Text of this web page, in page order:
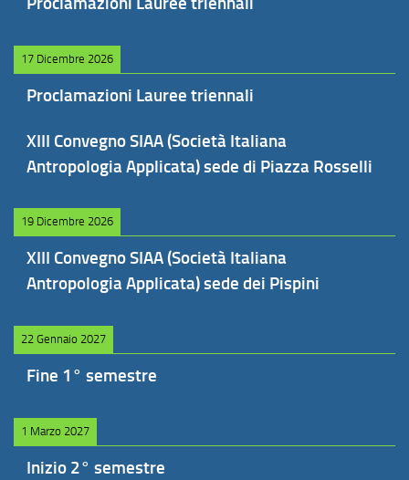
17 Dicembre 2026
Proclamazioni Lauree triennali
XIII Convegno SIAA (Società Italiana
Antropologia Applicata) sede di Piazza Rosselli
19 Dicembre 2026
XIII Convegno SIAA (Società Italiana
Antropologia Applicata) sede dei Pispini
22 Gennaio 2027
Fine 1° semestre
1 Marzo 2027
Inizio 2° semestre